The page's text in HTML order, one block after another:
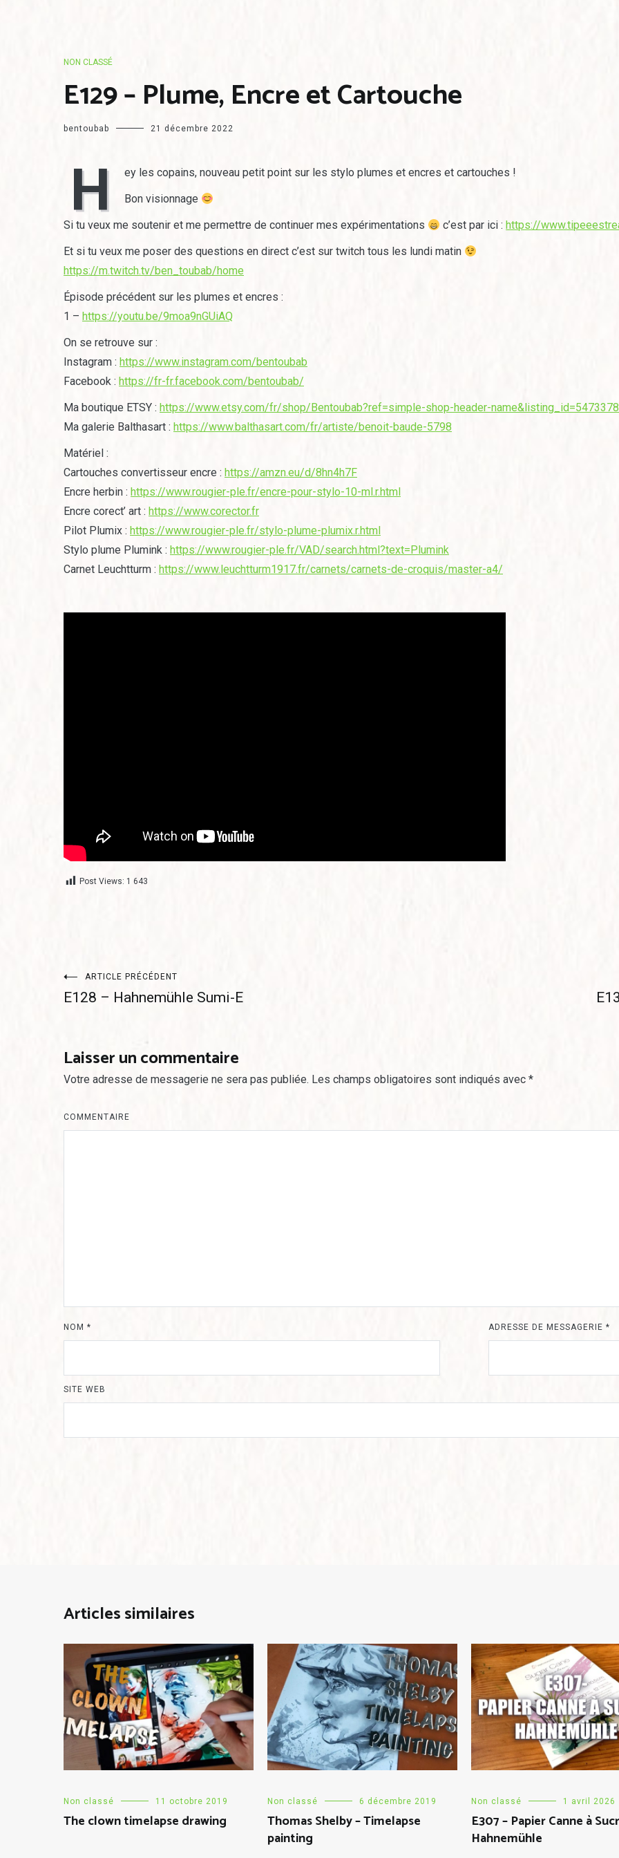
NON CLASSÉ
E129 – Plume, Encre et Cartouche
bentoubab 21 décembre 2022
H
ey les copains, nouveau petit point sur les stylo plumes et encres et cartouches !
Bon visionnage
Si tu veux me soutenir et me permettre de continuer mes expérimentations
c’est par ici :https://
Et si tu veux me poser des questions en direct c’est sur twitch tous les lundi matin
https://m.twitch.tv/ben_toubab/home
Épisode précédent sur les plumes et encres :
1 – https://youtu.be/9moa9nGUiAQ
On se retrouve sur :
Instagram : https://www.instagram.com/bentoubab
Facebook : https://fr-fr.facebook.com/bentoubab/
Ma boutique ETSY : https://www.etsy.com/fr/shop/Bentoubab?ref=simple-shop-header-
Ma galerie Balthasart : https://www.balthasart.com/fr/artiste/benoit-baude-5798
Matériel :
Cartouches convertisseur encre : https://amzn.eu/d/8hn4h7F
Encre herbin : https://www.rougier-ple.fr/encre-pour-stylo-10-ml.r.html
Encre corect’ art : https://www.corector.fr
Pilot Plumix : https://www.rougier-ple.fr/stylo-plume-plumix.r.html
Stylo plume Plumink : https://www.rougier-ple.fr/VAD/search.html?text=Plumink
Carnet Leuchtturm : https://www.leuchtturm1917.fr/carnets/carnets-de-croquis/master-a4/
Post Views: 1 643
Navigation
l’article
ARTICLE PRÉCÉDENT
E128 – Hahnemühle Sumi-E
Laisser un commentaire
Votre adresse de messagerie ne sera pas publiée. Les champs obligatoires sont indiqués avec *
COMMENTAIRE
NOM * ADRESSE DE MESSAGERIE *
SITE WEB
Articles similaires
Non classé 11 octobre 2019
The clown timelapse drawing
Non classé 6 décembre 2019
Thomas Shelby – Timelapse
painting
Non classé 1 avril 2026
E307 – Papier Canne à
Hahnemühle